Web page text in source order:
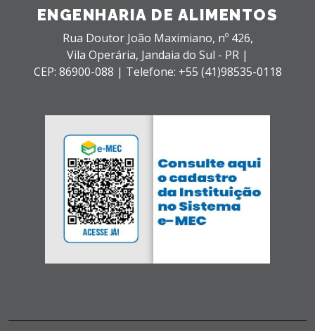
ENGENHARIA DE ALIMENTOS
Rua Doutor João Maximiano, nº 426,
Vila Operária, Jandaia do Sul - PR |
CEP: 86900-088 | Telefone: +55 (41)98535-0118